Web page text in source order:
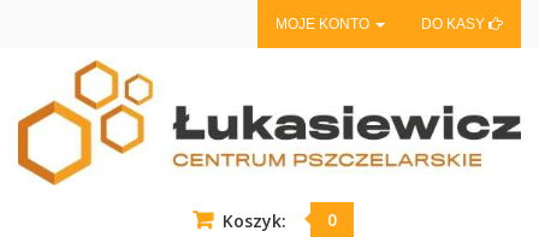
MOJE KONTO DO KASY
Koszyk: 0